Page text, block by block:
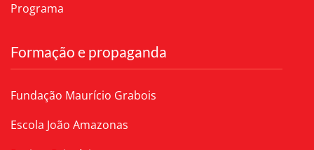
Programa
Formação e propaganda
Fundação Maurício Grabois
Escola João Amazonas